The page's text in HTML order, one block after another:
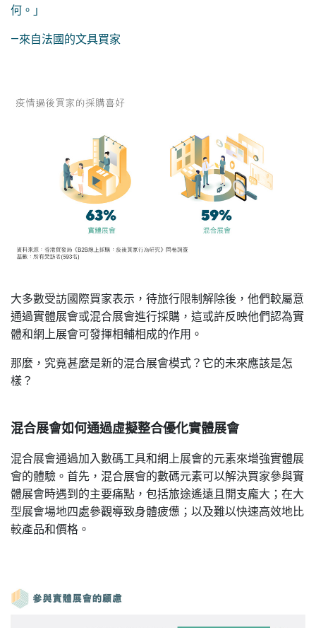
何。」
—來自法國的文具買家
大多數受訪國際買家表示，待旅行限制解除後，他們較屬意
通過實體展會或混合展會進行採購，這或許反映他們認為實
體和網上展會可發揮相輔相成的作用。
那麼，究竟甚麼是新的混合展會模式？它的未來應該是怎
樣？
混合展會如何通過虛擬整合優化實體展會
混合展會通過加入數碼工具和網上展會的元素來增強實體展
會的體驗。首先，混合展會的數碼元素可以解決買家參與實
體展會時遇到的主要痛點，包括旅途遙遠且開支龐大；在大
型展會場地四處參觀導致身體疲憊；以及難以快速高效地比
較產品和價格。